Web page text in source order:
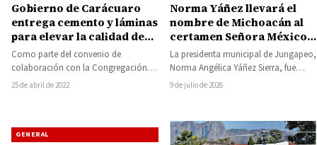
Gobierno de Carácuaro
entrega cemento y láminas
para elevar la calidad de
vida de los que menos
tienen
Como parte del convenio de
colaboración con la Congregación
Mariana Trinitaria y el Ayuntamiento
25 de abril de 2022
Norma Yáñez llevará el
nombre de Michoacán al
certamen Señora México
Internacional 2026
La presidenta municipal de Jungapeo,
Norma Angélica Yáñez Sierra, fue
presentada oficialmente como Reina
9 de julio de 2026
GENERAL